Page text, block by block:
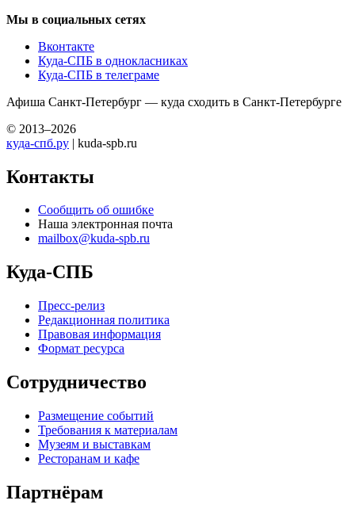
Мы в социальных сетях
Вконтакте
Куда-СПБ в однокласниках
Куда-СПБ в телеграме
Афиша Санкт-Петербург — куда сходить в Санкт-Петербурге
© 2013–2026
куда-спб.ру | kuda-spb.ru
Контакты
Сообщить об ошибке
Наша электронная почта
mailbox@kuda-spb.ru
Куда-СПБ
Пресс-релиз
Редакционная политика
Правовая информация
Формат ресурса
Сотрудничество
Размещение событий
Требования к материалам
Музеям и выставкам
Ресторанам и кафе
Партнёрам